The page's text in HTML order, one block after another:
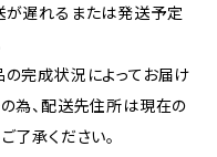
が遅れるまたは発送予定
完成状況によってお届け
為、配送先住所は現在の
了承ください。